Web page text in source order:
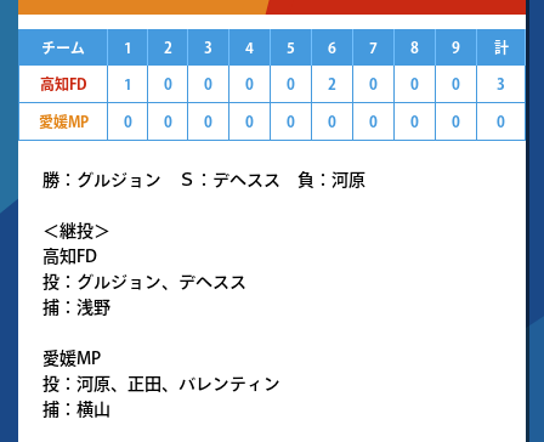
チーム 1 2 3 4 5 6 7 8 9 計
高知FD 1 0 0 0 0 2 0 0 0 3
愛媛MP 0 0 0 0 0 0 0 0 0 0
勝：グルジョン Ｓ：デヘスス 負：河原
＜継投＞
高知FD
投：グルジョン、デヘスス
捕：浅野
愛媛MP
投：河原、正田、バレンティン
捕：横山